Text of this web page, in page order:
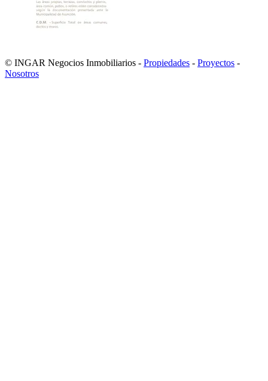
© INGAR Negocios Inmobiliarios - Propiedades - Proyectos -
Nosotros